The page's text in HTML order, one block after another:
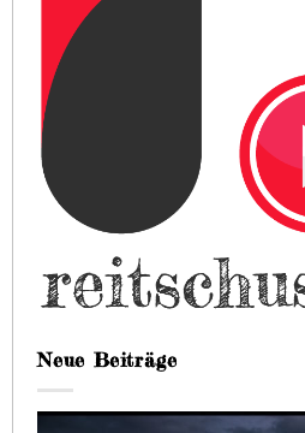
Neue Beiträge